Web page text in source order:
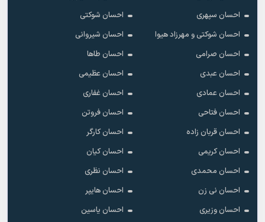
احسان سپهری
احسان شوکتی
احسان شوکتی و مهرزاد هیوا
احسان شیروانی
احسان صرامی
احسان طاها
احسان عبدی
احسان عظیمی
احسان عمادی
احسان غفاری
احسان فتاحی
احسان فروتن
احسان قربان زاده
احسان کارگر
احسان کریمی
احسان کیان
احسان محمدی
احسان نظری
احسان نی زن
احسان هایپر
احسان وزیری
احسان یاسین